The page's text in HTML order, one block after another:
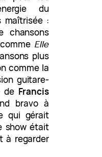
du
:
chansons
Elle
plus
comme la
guitare-
de Francis
bravo à
qui gérait
show était
à regarder